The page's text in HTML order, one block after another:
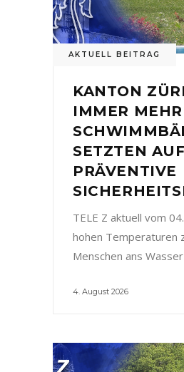
AKTUELL BEITRAG
KANTON
IMMER MEHR
SETZTEN AUF
PRÄVENTIVE
TELE Z aktuell vom
hohen Temperaturen
Menschen ans
4. August 2026